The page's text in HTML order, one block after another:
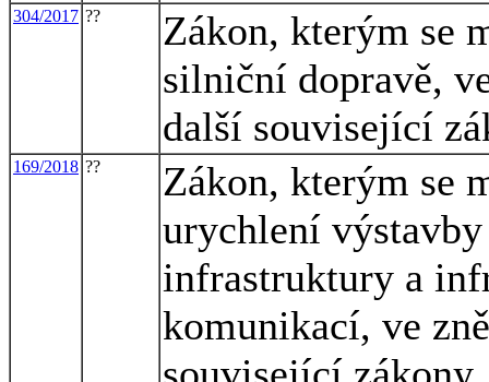
304/2017 ??
Zákon, kterým se
silniční dopravě,
další související
169/2018 ??
Zákon, kterým se
urychlení
infrastruktury a
komunikací, ve